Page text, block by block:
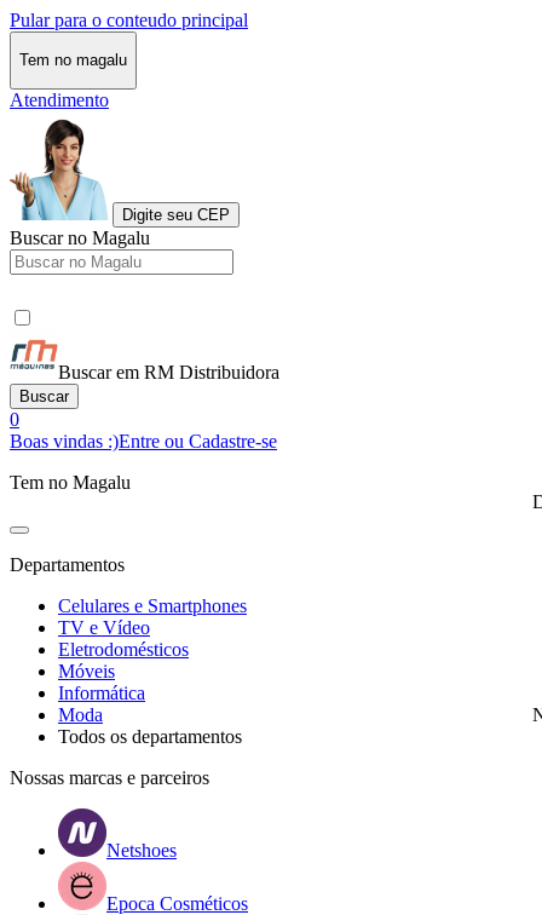
Pular para o conteudo principal
Tem no magalu
Atendimento
Digite seu CEP
Buscar no Magalu
Buscar em RM Distribuidora
Buscar
0
Boas vindas :)Entre ou Cadastre-se
Tem no Magalu
Departamentos
Celulares e Smartphones
TV e Vídeo
Eletrodomésticos
Móveis
Informática
Moda
Todos os departamentos
Nossas marcas e parceiros
Netshoes
Epoca Cosméticos